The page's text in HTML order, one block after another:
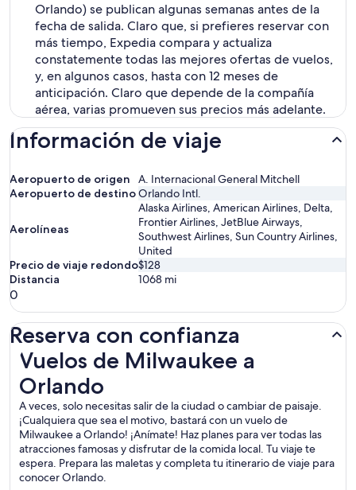
Orlando) se publican algunas semanas antes de la
fecha de salida. Claro que, si prefieres reservar con
más tiempo, Expedia compara y actualiza
constatemente todas las mejores ofertas de vuelos,
y, en algunos casos, hasta con 12 meses de
anticipación. Claro que depende de la compañía
aérea, varias promueven sus precios más adelante.
Información de viaje
Aeropuerto de origen
A. Internacional General Mitchell
Aeropuerto de destinoOrlando Intl.
Aerolíneas
Alaska Airlines, American Airlines, Delta,
Frontier Airlines, JetBlue Airways,
Southwest Airlines, Sun Country Airlines,
United
Precio de viaje redondo$128
Distancia
1068 mi
0
Reserva con confianza
Vuelos de Milwaukee a
Orlando
A veces, solo necesitas salir de la ciudad o cambiar de paisaje.
¡Cualquiera que sea el motivo, bastará con un vuelo de
Milwaukee a Orlando! ¡Anímate! Haz planes para ver todas las
atracciones famosas y disfrutar de la comida local. Tu viaje te
espera. Prepara las maletas y completa tu itinerario de viaje para
conocer Orlando.
Vuelos de Milwaukee a Orlando